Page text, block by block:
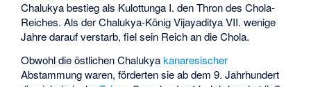
Chalukya bestieg als Kulottunga I. den Thron des Chola-
Reiches. Als der Chalukya-König Vijayaditya VII. wenige
Jahre darauf verstarb, fiel sein Reich an die Chola.
Obwohl die östlichen Chalukyakanaresischer
Abstammung waren, förderten sie ab dem 9. Jahrhundert